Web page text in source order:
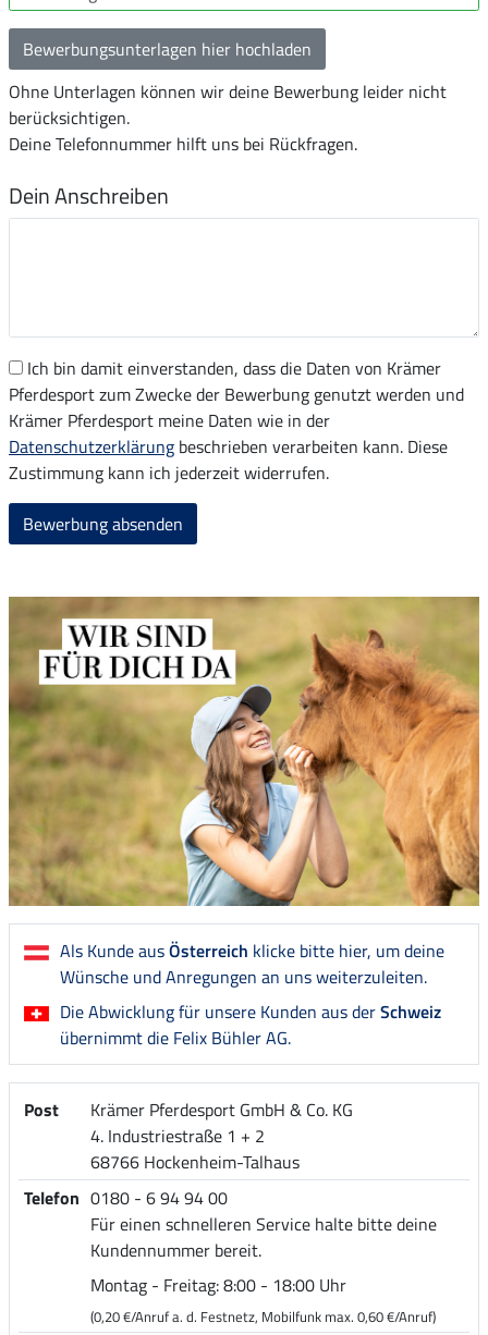
Bewerbungsunterlagen hier hochladen
Ohne Unterlagen können wir deine Bewerbung leider nicht
berücksichtigen.
Deine Telefonnummer hilft uns bei Rückfragen.
Dein Anschreiben
Ich bin damit einverstanden, dass die Daten von Krämer
Pferdesport zum Zwecke der Bewerbung genutzt werden und
Krämer Pferdesport meine Daten wie in der
Datenschutzerklärung beschrieben verarbeiten kann. Diese
Zustimmung kann ich jederzeit widerrufen.
Bewerbung absenden
Als Kunde ausÖsterreich klicke bitte hier, um deine
Wünsche und Anregungen an uns weiterzuleiten.
Die Abwicklung für unsere Kunden aus derSchweiz
übernimmt die Felix Bühler AG.
Post
Krämer Pferdesport GmbH & Co. KG
4. Industriestraße 1 + 2
68766 Hockenheim-Talhaus
Telefon 0180 - 6 94 94 00
Für einen schnelleren Service halte bitte deine
Kundennummer bereit.
Montag - Freitag: 8:00 - 18:00 Uhr
(0,20 €/Anruf a. d. Festnetz, Mobilfunk max. 0,60 €/Anruf)